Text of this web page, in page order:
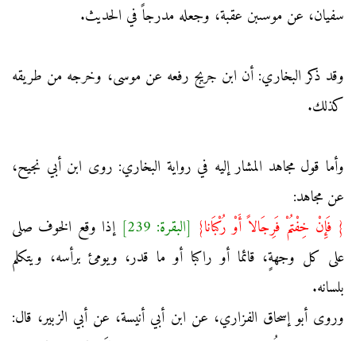
سفيان، عن موسىبن عقبة، وجعله مدرجاً في الحديث.
وقد ذكر البخاري: أن ابن جريج رفعه عن موسى، وخرجه من طريقه
كذلك.
وأما قول مجاهد المشار إليه في رواية البخاري: روى ابن أبي نجيح،
عن مجاهد:
{ فَإِنْ خِفْتُمْ فَرِجَالاً أَوْ رُكْبَانا} [البقرة: 239]
إذا وقع الخوف صلى
على كل وجهةٍ، قائما أو راكبا أو ما قدر، ويومئ برأسه، ويتكلم
بلسانه.
وروى أبو إسحاق الفزاري، عن ابن أبي أنيسة، عن أبي الزبير، قال: